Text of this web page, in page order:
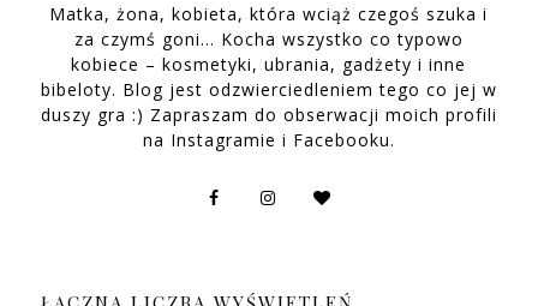
Matka, żona, kobieta, która wciąż czegoś szuka i
za czymś goni… Kocha wszystko co typowo
kobiece – kosmetyki, ubrania, gadżety i inne
bibeloty. Blog jest odzwierciedleniem tego co jej w
duszy gra :) Zapraszam do obserwacji moich profili
na Instagramie i Facebooku.